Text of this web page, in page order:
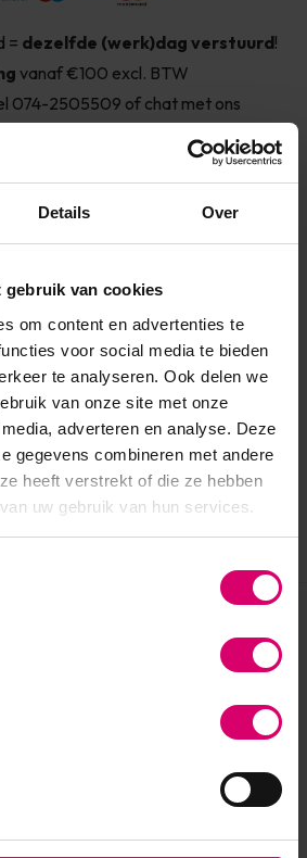
Details Over
gebruik van cookies
om content en advertenties te
voor social media te bieden
te analyseren. Ook delen we
van onze site met onze
adverteren en analyse. Deze
gegevens combineren met andere
heeft verstrekt of die ze hebben
uw gebruik van hun services.
= dezelfde (werk)dag verstuurd!
vanaf €100 excl. BTW
074-2505509 of chat met ons